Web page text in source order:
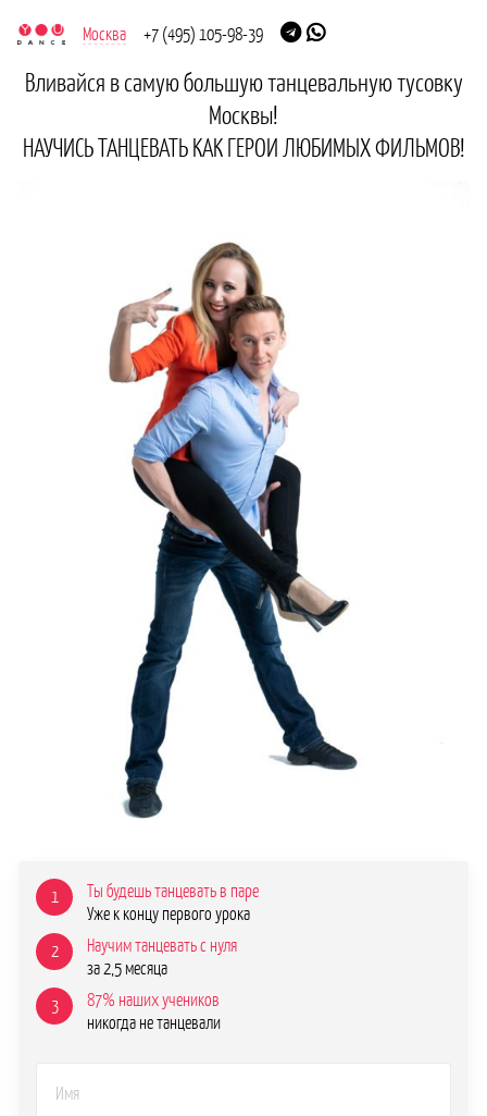
Москва +7 (495) 105-98-39
Вливайся в самую большую танцевальную тусовку
Москвы!
НАУЧИСЬ ТАНЦЕВАТЬ КАК ГЕРОИ ЛЮБИМЫХ ФИЛЬМОВ!
1
Ты будешь танцевать в паре
Уже к концу первого урока
2
Научим танцевать с нуля
за 2,5 месяца
3
87% наших учеников
никогда не танцевали